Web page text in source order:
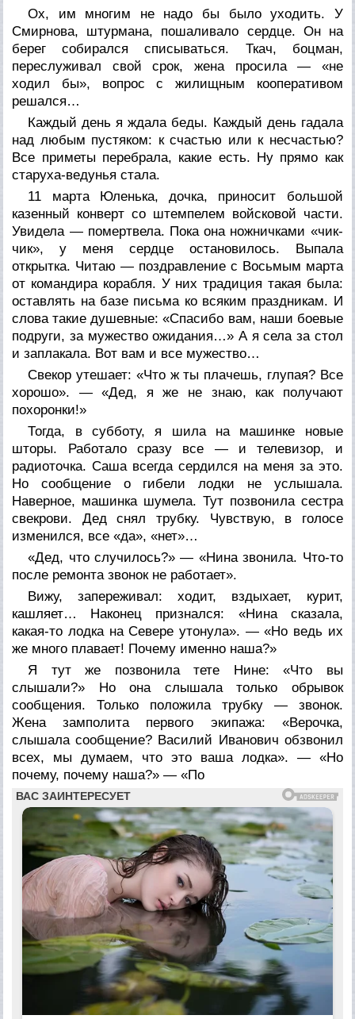
Ох, им многим не надо бы было уходить. У
Смирнова, штурмана, пошаливало сердце. Он на
берег собирался списываться. Ткач, боцман,
переслуживал свой срок, жена просила — «не
ходил бы», вопрос с жилищным кооперативом
решался…
Каждый день я ждала беды. Каждый день гадала
над любым пустяком: к счастью или к несчастью?
Все приметы перебрала, какие есть. Ну прямо как
старуха-ведунья стала.
11 марта Юленька, дочка, приносит большой
казенный конверт со штемпелем войсковой части.
Увидела — помертвела. Пока она ножничками «чик-
чик», у меня сердце остановилось. Выпала
открытка. Читаю — поздравление с Восьмым марта
от командира корабля. У них традиция такая была:
оставлять на базе письма ко всяким праздникам. И
слова такие душевные: «Спасибо вам, наши боевые
подруги, за мужество ожидания…» А я села за стол
и заплакала. Вот вам и все мужество…
Свекор утешает: «Что ж ты плачешь, глупая? Все
хорошо». — «Дед, я же не знаю, как получают
похоронки!»
Тогда, в субботу, я шила на машинке новые
шторы. Работало сразу все — и телевизор, и
радиоточка. Саша всегда сердился на меня за это.
Но сообщение о гибели лодки не услышала.
Наверное, машинка шумела. Тут позвонила сестра
свекрови. Дед снял трубку. Чувствую, в голосе
изменился, все «да», «нет»…
«Дед, что случилось?» — «Нина звонила. Что-то
после ремонта звонок не работает».
Вижу, запереживал: ходит, вздыхает, курит,
кашляет… Наконец признался: «Нина сказала,
какая-то лодка на Севере утонула». — «Но ведь их
же много плавает! Почему именно наша?»
Я тут же позвонила тете Нине: «Что вы
слышали?» Но она слышала только обрывок
сообщения. Только положила трубку — звонок.
Жена замполита первого экипажа: «Верочка,
слышала сообщение? Василий Иванович обзвонил
всех, мы думаем, что это ваша лодка». — «Но
почему, почему наша?» — «По